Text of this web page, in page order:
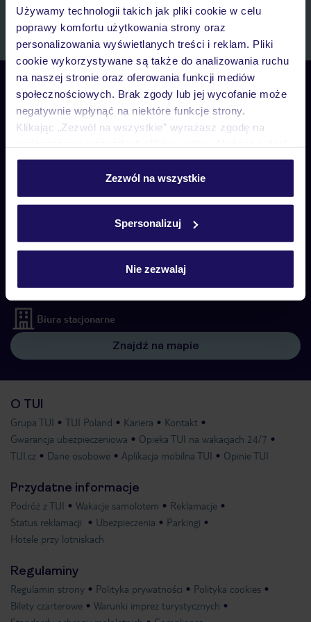
Używamy technologii takich jak pliki cookie w celu
poprawy komfortu użytkowania strony oraz
personalizowania wyświetlanych treści i reklam. Pliki
cookie wykorzystywane są także do analizowania ruchu
na naszej stronie oraz oferowania funkcji mediów
społecznościowych. Brak zgody lub jej wycofanie może
negatywnie wpłynąć na niektóre funkcje strony.
Klikając „Zezwól na wszystkie” wyrażasz zgodę na
personalizować swój wybór wchodząc w zakładkę
Szczegółowe informacje o plikach cookie znajdziesz
Zezwól na wszystkie
Spersonalizuj
Nie zezwalaj
systemów wywołujących.
Zapisz się
Skontaktuj się z nami
Telefoniczne Centrum Rezerwacji
pon. – pt. 08:00–22:00, sob. – niedz. 09:00–21:00
Biuro Obsługi Klienta
pon. – pt. 08:00–22:00, sob. – niedz. 09:00–21:00
22 255 04 02
Biuro Obsługi Klienta
Czat w myTUI
Biura stacjonarne
Znajdź na mapie
O TUI
Grupa TUI TUI Poland Kariera
Kontakt
Gwarancja ubezpieczeniowa
Opieka TUI na wakacjach 24/7
TUI.cz
Dane osobowe Aplikacja mobilna TUI Opinie TUI
Przydatne informacje
Podróż z TUI Wakacje samolotem
Reklamacje
Status reklamacji
Ubezpieczenia
Parkingi
Hotele przy lotniskach
Regulaminy
Regulamin strony Polityka prywatności
Polityka cookies
Bilety czarterowe
Warunki imprez turystycznych